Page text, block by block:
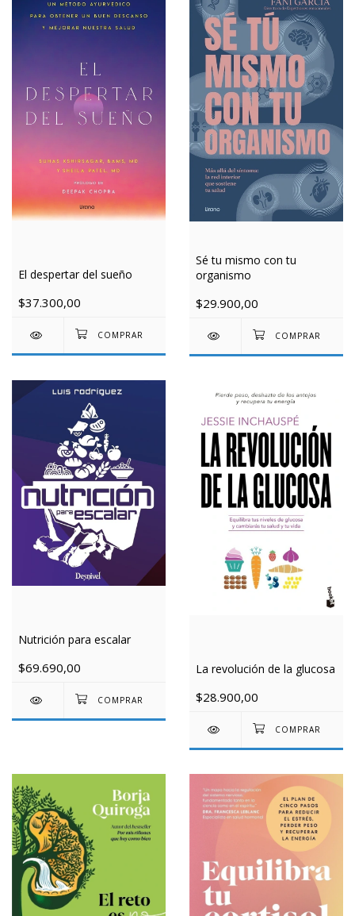
El despertar del sueño
$37.300,00
Sé tu mismo con tu
organismo
$29.900,00
Nutrición para escalar
$69.690,00 La revolución de la glucosa
$28.900,00